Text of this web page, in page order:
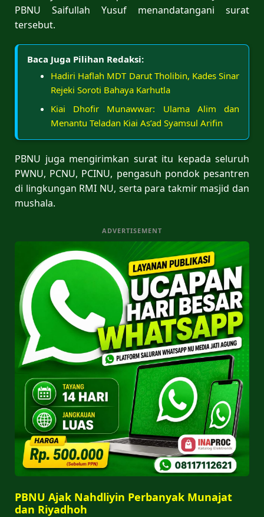
PBNU Saifullah Yusuf menandatangani surat
tersebut.
Baca Juga Pilihan Redaksi:
Hadiri Haflah MDT Darut Tholibin, Kades Sinar
Rejeki Soroti Bahaya Karhutla
Kiai Dhofir Munawwar: Ulama Alim dan
Menantu Teladan Kiai As’ad Syamsul Arifin
PBNU juga mengirimkan surat itu kepada seluruh
PWNU, PCNU, PCINU, pengasuh pondok pesantren
di lingkungan RMI NU, serta para takmir masjid dan
mushala.
ADVERTISEMENT
PBNU Ajak Nahdliyin Perbanyak Munajat
dan Riyadhoh